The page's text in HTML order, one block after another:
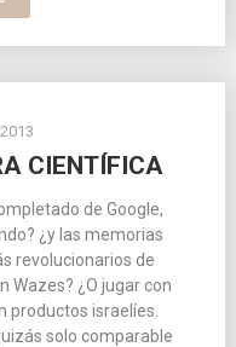
CIENTÍFICA
de Google,
¿y las memorias
revolucionarios de
Wazes? ¿O jugar con
productos israelíes.
solo comparable